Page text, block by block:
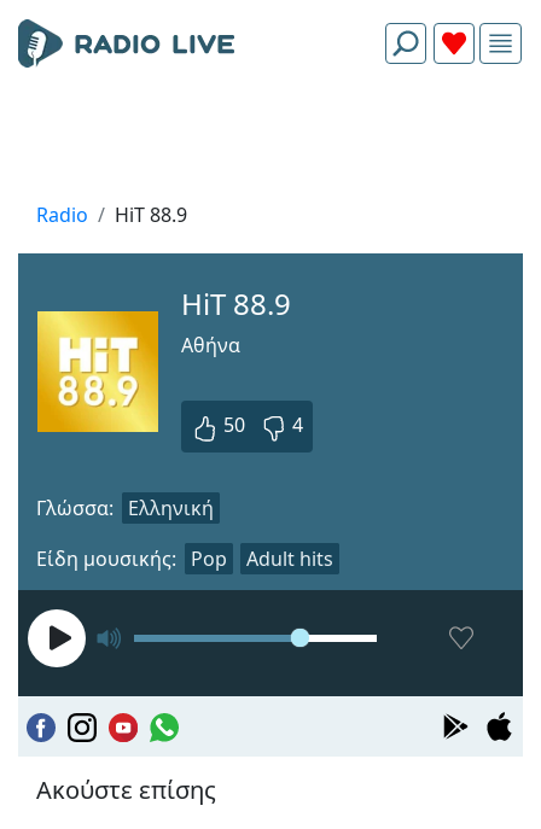
Radio HiT 88.9
HiT 88.9
Αθήνα
50 4
Είδη μουσικής: Pop Adult hits
Γλώσσα: Ελληνική
Ακούστε επίσης